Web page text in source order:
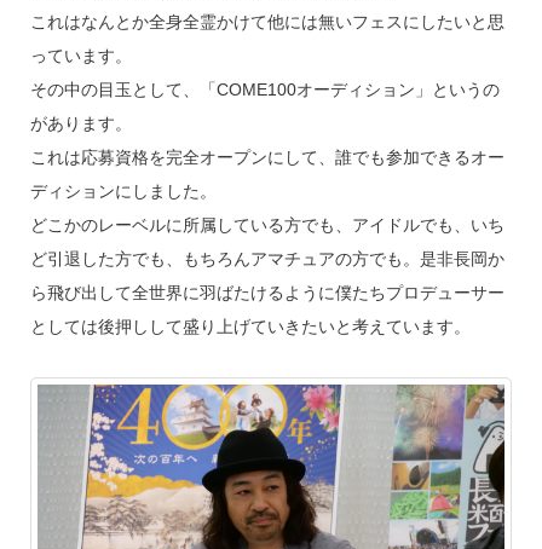
これはなんとか全身全霊かけて他には無いフェスにしたいと思
っています。
その中の目玉として、「COME100オーディション」というの
があります。
これは応募資格を完全オープンにして、誰でも参加できるオー
ディションにしました。
どこかのレーベルに所属している方でも、アイドルでも、いち
ど引退した方でも、もちろんアマチュアの方でも。是非長岡か
ら飛び出して全世界に羽ばたけるように僕たちプロデューサー
としては後押しして盛り上げていきたいと考えています。